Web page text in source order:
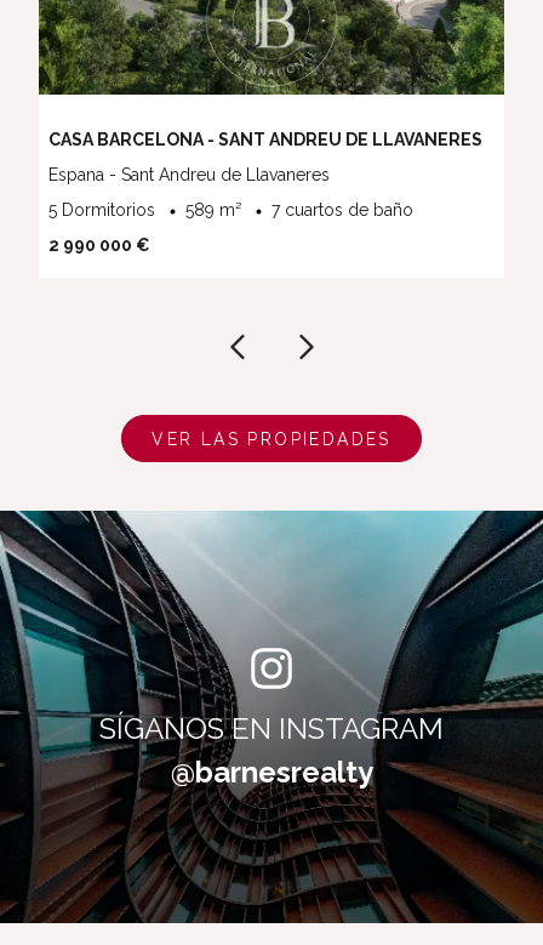
CASA BARCELONA - SANT ANDREU DE LLAVANERES
Espana - Sant Andreu de Llavaneres
5 Dormitorios
589 m²
7 cuartos de baño
2 990 000 €
VER LAS PROPIEDADES
SÍGANOS EN INSTAGRAM
@barnesrealty